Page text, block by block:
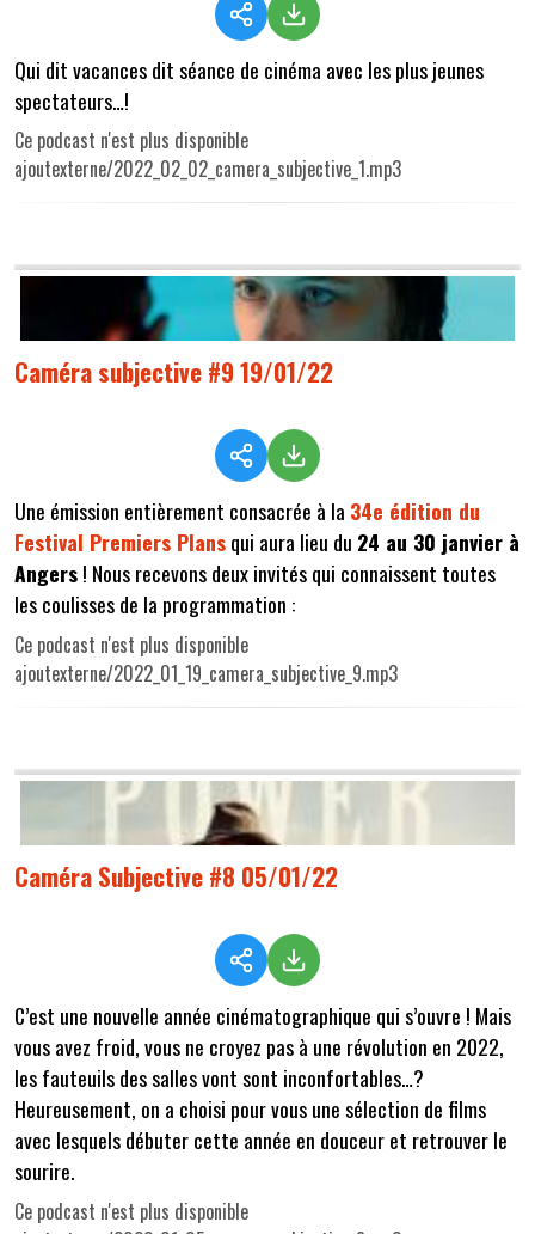
Qui dit vacances dit séance de cinéma avec les plus jeunes
spectateurs…!
Ce podcast n'est plus disponible
ajoutexterne/2022_02_02_camera_subjective_1.mp3
Caméra subjective #9 19/01/22
Une émission entièrement consacrée à la 34e édition du
Festival Premiers Plansqui aura lieu du 24 au 30 janvier à
Angers! Nous recevons deux invités qui connaissent toutes
les coulisses de la programmation :
Ce podcast n'est plus disponible
ajoutexterne/2022_01_19_camera_subjective_9.mp3
Caméra Subjective #8 05/01/22
C’est une nouvelle année cinématographique qui s’ouvre ! Mais
vous avez froid, vous ne croyez pas à une révolution en 2022,
les fauteuils des salles vont sont inconfortables…?
Heureusement, on a choisi pour vous une sélection de films
avec lesquels débuter cette année en douceur et retrouver le
sourire.
Ce podcast n'est plus disponible